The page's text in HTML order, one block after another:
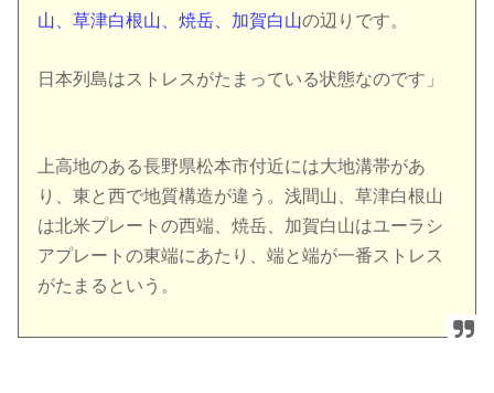
山、草津白根山、焼岳、加賀白山の辺りです。
日本列島はストレスがたまっている状態なのです」
上高地のある長野県松本市付近には大地溝帯があ
り、東と西で地質構造が違う。浅間山、草津白根山
は北米プレートの西端、焼岳、加賀白山はユーラシ
アプレートの東端にあたり、端と端が一番ストレス
がたまるという。